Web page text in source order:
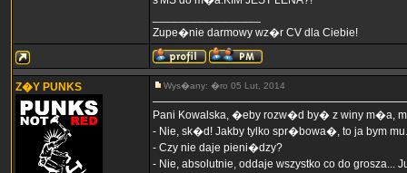
Zupe�nie darmowy wz�r CV dla Ciebie!
Z�Y PUNKS Wys�any: �ro 05 Lut, 2014
Pani Kowalska, �eby rozw�d by� z winy m�a,
- Nie, sk�d! Jakby tylko spr�bowa�, to ja bym
- Czy nie daje pieni�dzy?
- Nie, absolutnie, oddaje wszystko co do